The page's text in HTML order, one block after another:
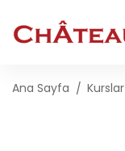
Ana Sayfa Kurslar